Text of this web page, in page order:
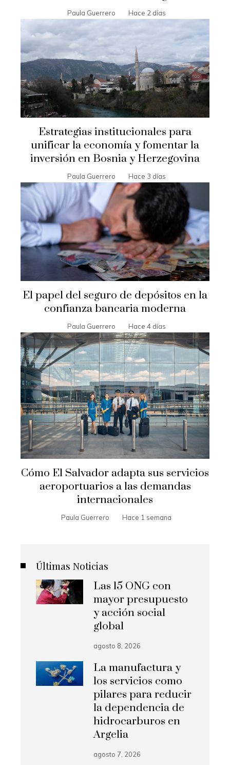
Paula Guerrero Hace 2 días
Estrategias institucionales para
unificar la economía y fomentar la
inversión en Bosnia y Herzegovina
Paula Guerrero Hace 3 días
El papel del seguro de depósitos en la
confianza bancaria moderna
Paula Guerrero Hace 4 días
Cómo El Salvador adapta sus servicios
aeroportuarios a las demandas
internacionales
Paula Guerrero Hace 1 semana
Últimas Noticias
Las 15 ONG con
mayor presupuesto
y acción social
global
agosto 8, 2026
La manufactura y
los servicios como
pilares para reducir
la dependencia de
hidrocarburos en
Argelia
agosto 7, 2026